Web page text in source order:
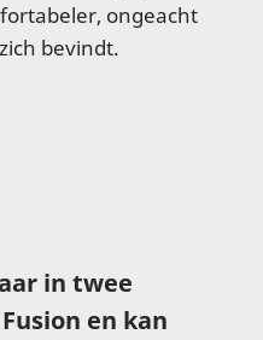
ongeacht
bevindt.
in twee
en kan